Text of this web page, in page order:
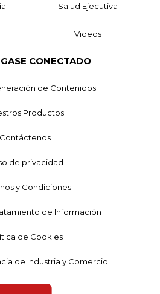
Salud Ejecutiva
Videos
CONECTADO
de Contenidos
Productos
Contáctenos
de privacidad
y Condiciones
de Información
de Cookies
de Industria y Comercio